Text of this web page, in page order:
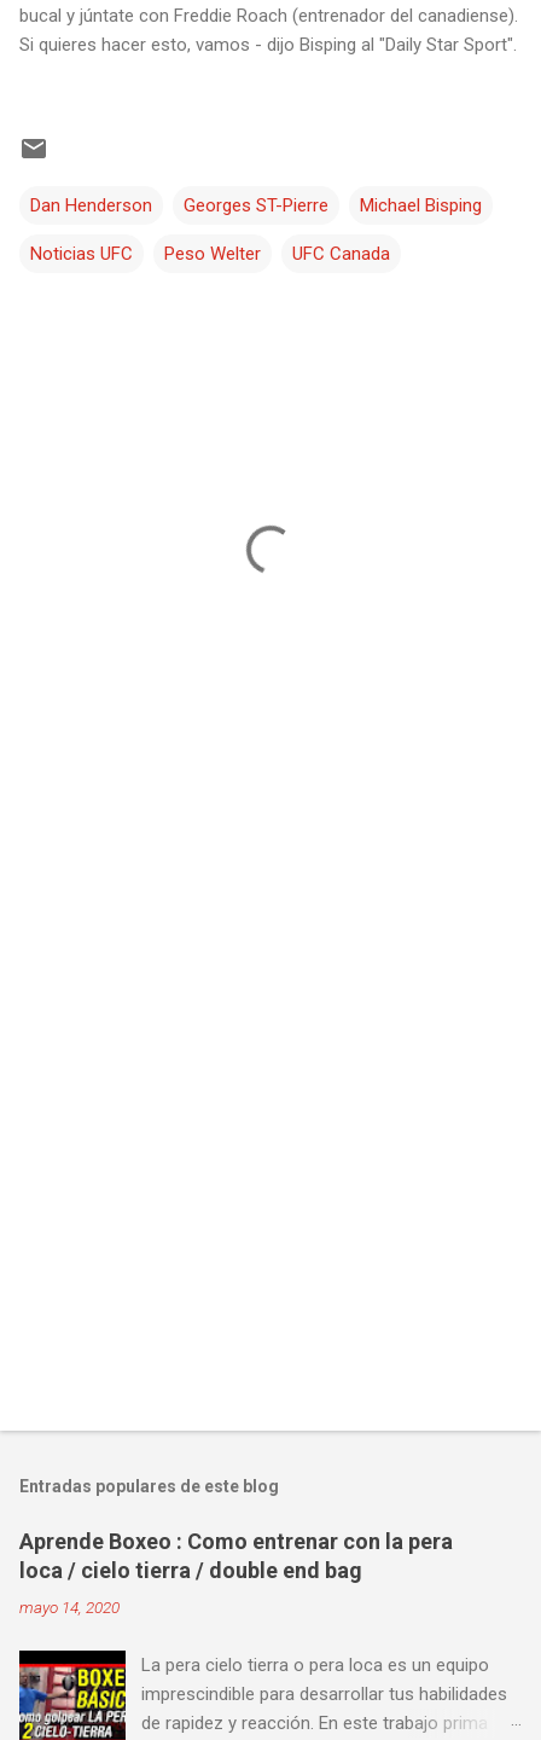
bucal y júntate con Freddie Roach (entrenador del canadiense).
Si quieres hacer esto, vamos - dijo Bisping al "Daily Star Sport".
Dan Henderson Georges ST-Pierre Michael Bisping
Noticias UFC Peso Welter UFC Canada
Entradas populares de este blog
Aprende Boxeo : Como entrenar con la pera
loca / cielo tierra / double end bag
mayo 14, 2020
La pera cielo tierra o pera loca es un equipo
imprescindible para desarrollar tus habilidades
de rapidez y reacción. En este trabajo prima